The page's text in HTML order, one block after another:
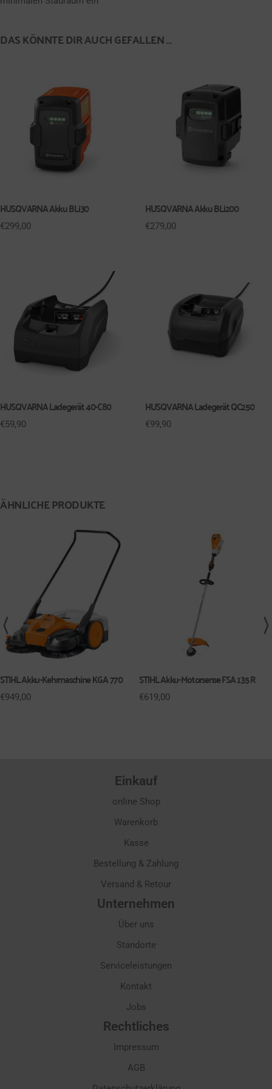
DAS KÖNNTE DIR AUCH GEFALLEN …
HUSQVARNA Akku BLi30
€299,00
HUSQVARNA Akku BLi200
€279,00
HUSQVARNA Ladegerät 40-C80
€59,90
HUSQVARNA Ladegerät QC250
€99,90
ÄHNLICHE PRODUKTE
STIHL Akku-Kehrmaschine KGA 770
€949,00
STIHL Akku-Motorsense FSA 135 R
€619,00
Einkauf
online Shop
Warenkorb
Kasse
Bestellung & Zahlung
Versand & Retour
Unternehmen
Über uns
Standorte
Serviceleistungen
Kontakt
Jobs
Rechtliches
Impressum
AGB